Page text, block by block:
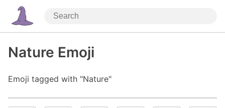
Nature Emoji
Emoji tagged with "Nature"